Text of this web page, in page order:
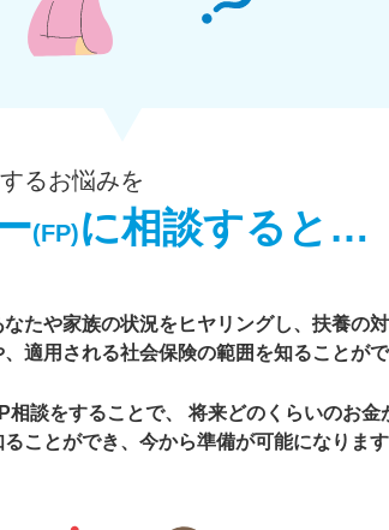
るお悩みを
(FP)に相談すると…
なたや家族の状況をヒヤリングし、扶養の
、適用される社会保険の範囲を知ることが
相談をすることで、 将来どのくらいのお金
ることができ、今から準備が可能になりま